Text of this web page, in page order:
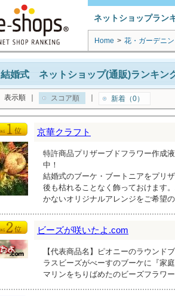
ネットショップラン
Home > 花・ガーデニ
結婚式 ネットショップ(通販)ランキン
表示順 スコア順 新着（0）
京華クラフト
特許商品プリザーブドフラワー作成
中！
結婚式のブーケ・ブートニアをプリ
後も枯れることなく飾っておけます
かないオリジナルアレンジをご希望
ビーズが咲いたよ.com
【代表商品名】ピオニーのラウンド
ラスビーズがべーすのブーケに『家
マリンをちりばめたのビーズフラワ